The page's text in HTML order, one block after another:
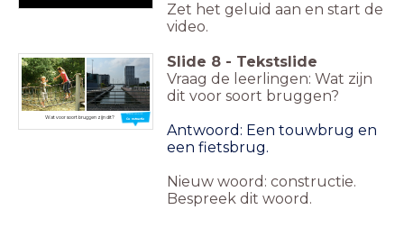
Zet het geluid aan en start de
video.
Nieuw woord:
Constructie
Wat voor soort bruggen zijn dit?
Slide 8 - Tekstslide
Vraag de leerlingen: Wat zijn
dit voor soort bruggen?
Antwoord: Een touwbrug en
een fietsbrug.
Nieuw woord: constructie.
Bespreek dit woord.